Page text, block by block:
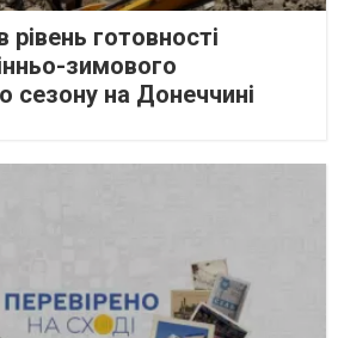
готовності
зимового
сезону на Донеччині